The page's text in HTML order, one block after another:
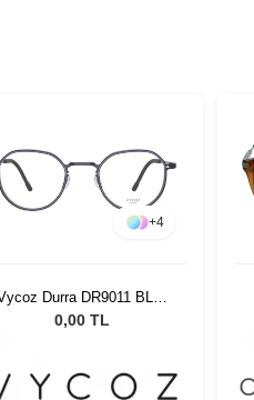
+4
Durra DR9011 BLK-
GR 50-20
0,00 TL